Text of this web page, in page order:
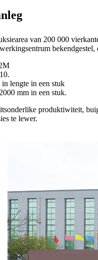
van 200 000
lengte in een stuk
mm in een stuk.
produktiwiteit,
te lewer.